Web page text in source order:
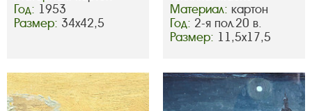
Год: 1953
Размер: 34х42,5
Материал: картон
Год: 2-я пол.20 в.
Размер: 11,5х17,5